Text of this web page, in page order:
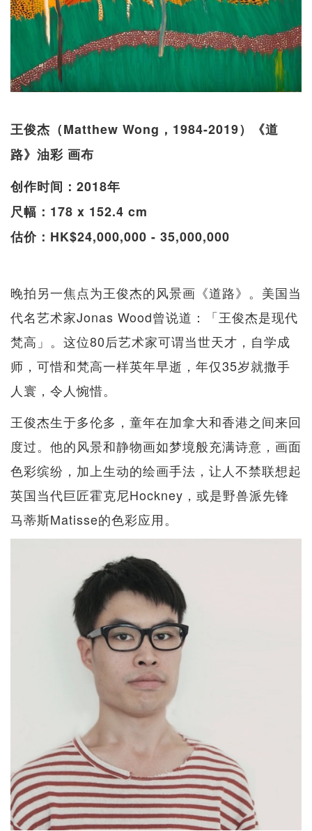
王俊杰（Matthew Wong，1984-2019）《道
路》油彩 画布
创作时间：2018年
尺幅：178 x 152.4 cm
估价：HK$24,000,000 - 35,000,000
晚拍另一焦点为王俊杰的风景画《道路》。美国当
代名艺术家Jonas Wood曾说道：「王俊杰是现代
梵高」。这位80后艺术家可谓当世天才，自学成
师，可惜和梵高一样英年早逝，年仅35岁就撒手
人寰，令人惋惜。
王俊杰生于多伦多，童年在加拿大和香港之间来回
度过。他的风景和静物画如梦境般充满诗意，画面
色彩缤纷，加上生动的绘画手法，让人不禁联想起
英国当代巨匠霍克尼Hockney，或是野兽派先锋
马蒂斯Matisse的色彩应用。